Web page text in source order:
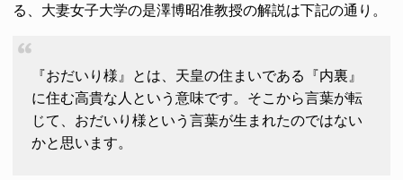
る、大妻女子大学の是澤博昭准教授の解説は下記の通り。
『おだいり様』とは、天皇の住まいである『内裏』
に住む高貴な人という意味です。そこから言葉が転
じて、おだいり様という言葉が生まれたのではない
かと思います。